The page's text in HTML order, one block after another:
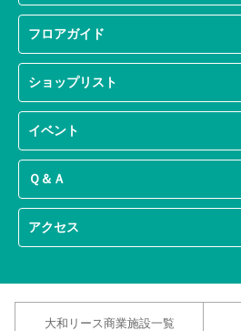
フロアガイド
ショップリスト
イベント
Ｑ＆Ａ
アクセス
大和リース商業施設一覧